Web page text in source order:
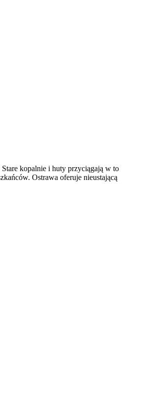
kopalnie i huty przyciągają w to
Ostrawa oferuje nieustającą